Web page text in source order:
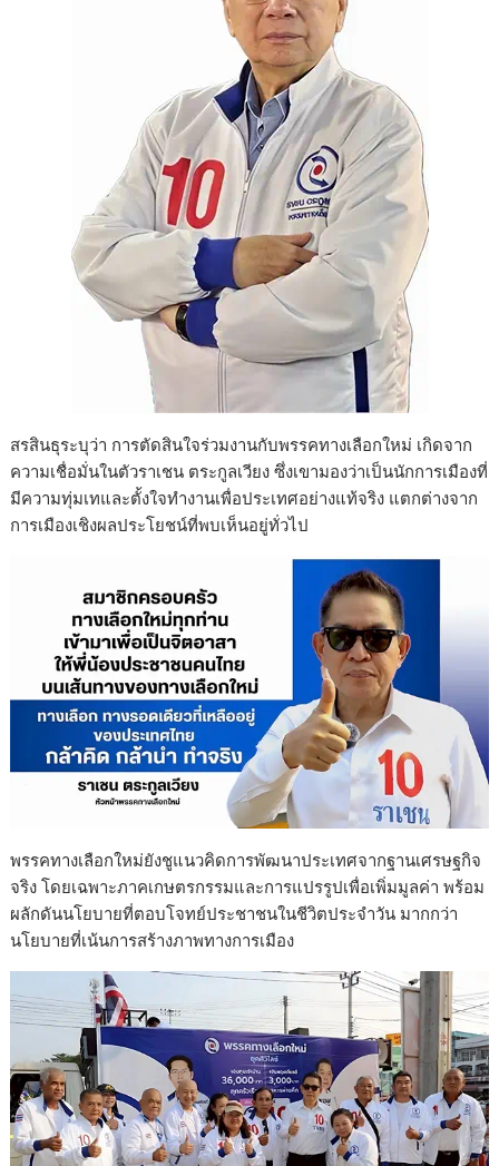
สรสินธุระบุว่า การตัดสินใจร่วมงานกับพรรคทางเลือกใหม่ เกิดจาก
ความเชื่อมั่นในตัวราเชน ตระกูลเวียง ซึ่งเขามองว่าเป็นนักการเมืองที่
มีความทุ่มเทและตั้งใจทำงานเพื่อประเทศอย่างแท้จริง แตกต่างจาก
การเมืองเชิงผลประโยชน์ที่พบเห็นอยู่ทั่วไป
พรรคทางเลือกใหม่ยังชูแนวคิดการพัฒนาประเทศจากฐานเศรษฐกิจ
จริง โดยเฉพาะภาคเกษตรกรรมและการแปรรูปเพื่อเพิ่มมูลค่า พร้อม
ผลักดันนโยบายที่ตอบโจทย์ประชาชนในชีวิตประจำวัน มากกว่า
นโยบายที่เน้นการสร้างภาพทางการเมือง